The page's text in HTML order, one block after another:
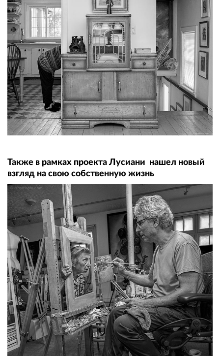
Также в рамках проекта Лусиани нашел новый
взгляд на свою собственную жизнь